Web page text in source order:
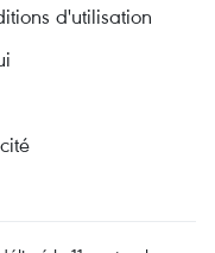
d'utilisation